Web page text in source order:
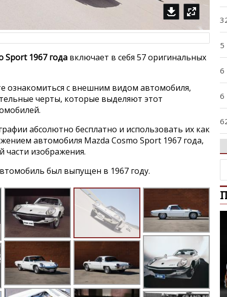
Sport 1967 года включает в себя 57 оригинальных
ознакомиться с внешним видом автомобиля,
черты, которые выделяют этот
абсолютно бесплатно и использовать их как
автомобиля Mazda Cosmo Sport 1967 года,
части изображения.
был выпущен в 1967 году.
5
6
6